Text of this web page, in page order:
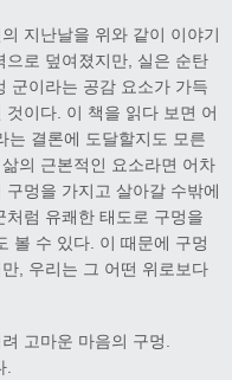
지난날을 위와 같이 이야기
로 덮여졌지만, 실은 순탄
군이라는 공감 요소가 가득
이다. 이 책을 읽다 보면 어
는 결론에 도달할지도 모른
의 근본적인 요소라면 어차
멍을 가지고 살아갈 수밖에
럼 유쾌한 태도로 구멍을
볼 수 있다. 이 때문에 구멍
, 우리는 그 어떤 위로보다
고마운 마음의 구멍.